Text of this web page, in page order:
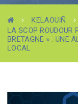
KELAOUIÑ
LA SCOP ROUDOUR
BRETAGNE » : UNE
LOCAL